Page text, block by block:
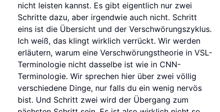
nicht leisten kannst. Es gibt eigentlich nur zwei
Schritte dazu, aber irgendwie auch nicht. Schritt
eins ist die Übersicht und der Verschwörungszyklus.
Ich weiß, das klingt wirklich verrückt. Wir werden
erläutern, warum eine Verschwörungstheorie in VSL-
Terminologie nicht dasselbe ist wie in CNN-
Terminologie. Wir sprechen hier über zwei völlig
verschiedene Dinge, nur falls du ein wenig nervös
bist. Und Schritt zwei wird der Übergang zum